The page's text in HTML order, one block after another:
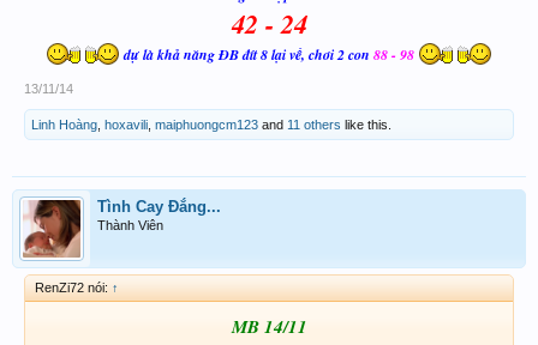
42 - 24
dự là khả năng ĐB đít 8 lại về, chơi 2 con 88 - 98
13/11/14
Linh Hoàng hoxavili maiphuongcm123 and 11 others like this.
Tình Cay Đắng...
Thành Viên
RenZi72 nói: ↑
MB 14/11